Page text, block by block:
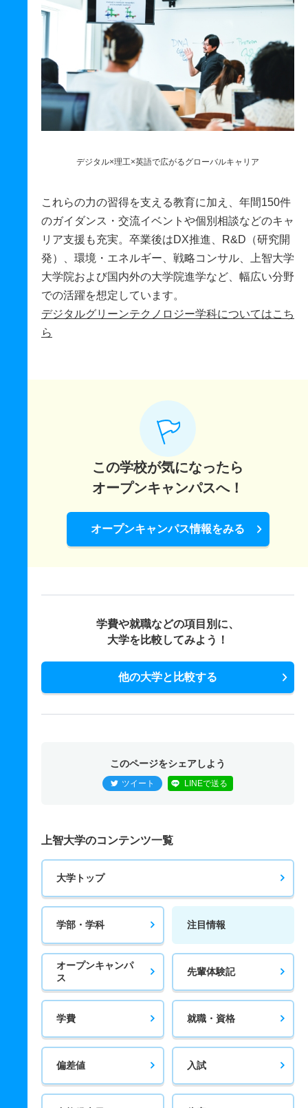
デジタル×理工×英語で広がるグローバルキャリア
これらの力の習得を支える教育に加え、年間150件
のガイダンス・交流イベントや個別相談などのキャ
リア支援も充実。卒業後はDX推進、R&D（研究開
発）、環境・エネルギー、戦略コンサル、上智大学
大学院および国内外の大学院進学など、幅広い分野
での活躍を想定しています。
デジタルグリーンテクノロジー学科についてはこち
ら
この学校が気になったら
オープンキャンパスへ！
オープンキャンパス情報をみる
学費や就職などの項目別に、
大学を比較してみよう！
他の大学と比較する
このページをシェアしよう
ツイート LINEで送る
上智大学のコンテンツ一覧
大学トップ
学部・学科 注目情報
オープンキャンパ
ス
先輩体験記
学費 就職・資格
偏差値 入試